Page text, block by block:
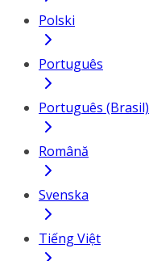
Polski
Português
Português (Brasil)
Română
Svenska
Tiếng Việt